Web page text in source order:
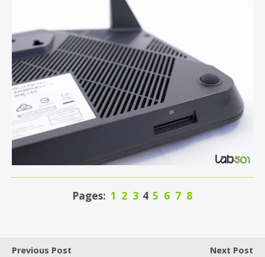
Pages: 1 2 3 4 5 6 7 8
Previous Post
Next Post